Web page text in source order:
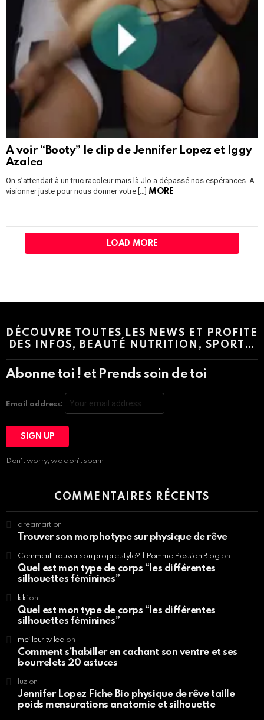
A voir “Booty” le clip de Jennifer Lopez et Iggy
Azalea
On s’attendait à un truc racoleur mais là Jlo a dépassé nos espérances. A
visionner juste pour nous donner votre […]
MORE
LOAD MORE
DÉCOUVRE TOUTES LES NEWS ET PROFITE
DES INFOS, BEAUTÉ NUTRITION, SPORT…
Abonne toi ! et Prends soin de toi
Email address:
Don't worry, we don't spam
COMMENTAIRES RÉCENTS
dreamart on
Trouver son morphotype sur physique de rêve
Comment trouver son propre style? | Pomme Passion Blog on
Quel est mon type de corps “les différentes
silhouettes féminines”
kikion
Quel est mon type de corps “les différentes
silhouettes féminines”
meilleur tv led on
Comment s’habiller en cachant son ventre et ses
bourrelets 20 astuces
luzon
Jennifer Lopez Fiche Bio physique de rêve taille
poids mensurations anatomie et silhouette